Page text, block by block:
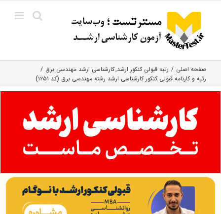
content
صفحه اصلی رتبه قبولی کنکور ارشد کارشناسی ارشد مهندسی برق
رتبه و کارنامه قبولی کنکور کارشناسی ارشد رشته مهندسی برق (کد ۱۲۵۱)